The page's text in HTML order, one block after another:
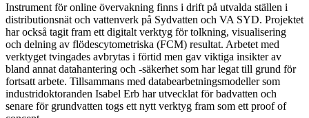
Instrument för online övervakning finns i drift på utvalda ställen i
distributionsnät och vattenverk på Sydvatten och VA SYD. Projektet
har också tagit fram ett digitalt verktyg för tolkning, visualisering
och delning av flödescytometriska (FCM) resultat. Arbetet med
verktyget tvingades avbrytas i förtid men gav viktiga insikter av
bland annat datahantering och -säkerhet som har legat till grund för
fortsatt arbete. Tillsammans med databearbetningsmodeller som
industridoktoranden Isabel Erb har utvecklat för badvatten och
senare för grundvatten togs ett nytt verktyg fram som ett proof of